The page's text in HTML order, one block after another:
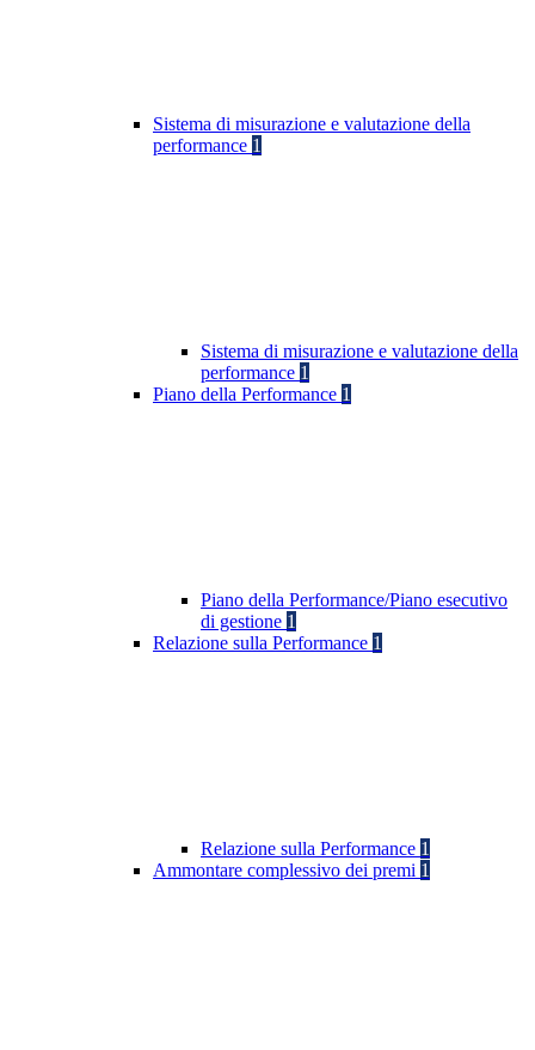
Sistema di misurazione e valutazione della
performance 1
Sistema di misurazione e valutazione della
performance 1
Piano della Performance 1
Piano della Performance/Piano esecutivo
di gestione 1
Relazione sulla Performance 1
Relazione sulla Performance 1
Ammontare complessivo dei premi 1